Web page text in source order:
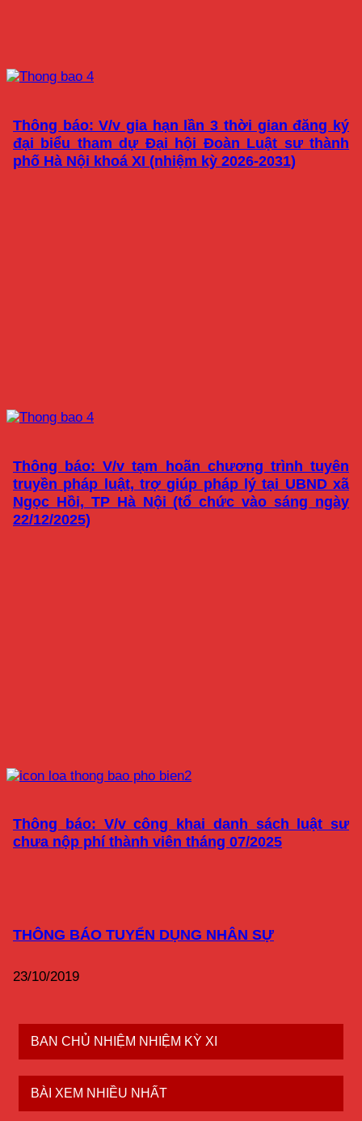
Thông báo: V/v gia hạn lần 3 thời gian đăng ký
đại biểu tham dự Đại hội Đoàn Luật sư thành
phố Hà Nội khoá XI (nhiệm kỳ 2026-2031)
Thông báo: V/v tạm hoãn chương trình tuyên
truyền pháp luật, trợ giúp pháp lý tại UBND xã
Ngọc Hồi, TP Hà Nội (tổ chức vào sáng ngày
22/12/2025)
Thông báo: V/v công khai danh sách luật sư
chưa nộp phí thành viên tháng 07/2025
THÔNG BÁO TUYỂN DỤNG NHÂN SỰ
23/10/2019
BAN CHỦ NHIỆM NHIỆM KỲ XI
BÀI XEM NHIỀU NHẤT